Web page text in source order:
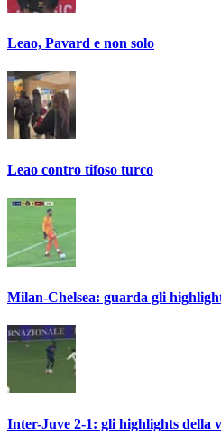
Leao, Pavard e non solo
Leao contro tifoso turco
Milan-Chelsea: guarda gli
Inter-Juve 2-1: gli highlights della